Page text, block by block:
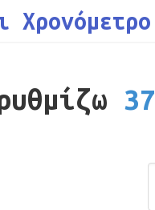
Χρονόμετρο